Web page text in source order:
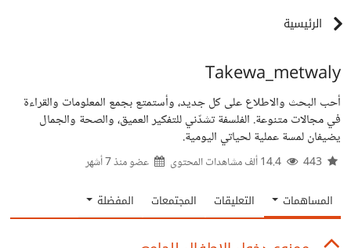
الرئيسية
Takewa_metwaly
أحب البحث والاطلاع على كل جديد، وأستمتع بجمع المعلومات والقراءة
في مجالات متنوعة. الفلسفة تشدّني للتفكير العميق، والصحة والجمال
يضيفان لمسة عملية لحياتي اليومية.
عضو منذ7 أشهر
المساهمات التعليقات المجتمعات المفضلة